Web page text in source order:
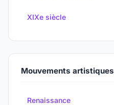
XIXe siècle
Mouvements artistiques
Renaissance